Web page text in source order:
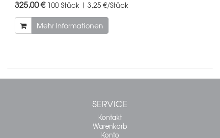
325,00 € 100 Stück | 3,25 €/Stück
Mehr Informationen
SERVICE
Kontakt
Warenkorb
Konto